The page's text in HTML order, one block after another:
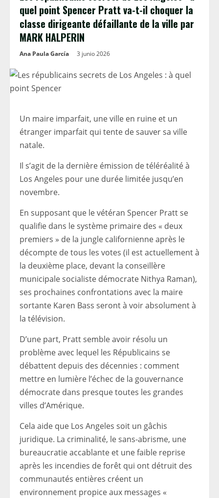
quel point Spencer Pratt va-t-il choquer la
classe dirigeante défaillante de la ville par
MARK HALPERIN
Ana Paula García 3 junio 2026
Un maire imparfait, une ville en ruine et un
étranger imparfait qui tente de sauver sa ville
natale.
Il s’agit de la dernière émission de téléréalité à
Los Angeles pour une durée limitée jusqu’en
novembre.
En supposant que le vétéran Spencer Pratt se
qualifie dans le système primaire des « deux
premiers » de la jungle californienne après le
décompte de tous les votes (il est actuellement à
la deuxième place, devant la conseillère
municipale socialiste démocrate Nithya Raman),
ses prochaines confrontations avec la maire
sortante Karen Bass seront à voir absolument à
la télévision.
D’une part, Pratt semble avoir résolu un
problème avec lequel les Républicains se
débattent depuis des décennies : comment
mettre en lumière l’échec de la gouvernance
démocrate dans presque toutes les grandes
villes d’Amérique.
Cela aide que Los Angeles soit un gâchis
juridique. La criminalité, le sans-abrisme, une
bureaucratie accablante et une faible reprise
après les incendies de forêt qui ont détruit des
communautés entières créent un
environnement propice aux messages «